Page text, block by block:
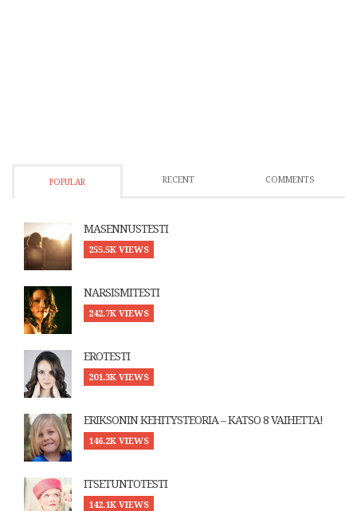
POPULAR RECENT COMMENTS
MASENNUSTESTI
255.5K VIEWS
NARSISMITESTI
242.7K VIEWS
EROTESTI
201.3K VIEWS
ERIKSONIN KEHITYSTEORIA – KATSO 8 VAIHETTA!
146.2K VIEWS
ITSETUNTOTESTI
142.1K VIEWS